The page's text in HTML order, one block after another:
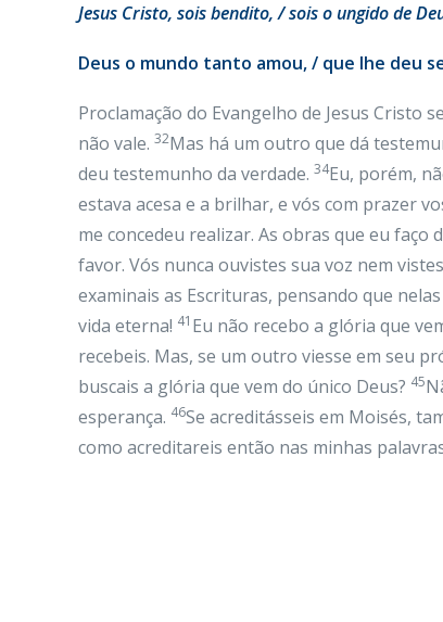
Jesus Cristo, sois bendito, / sois o ungido de
Deus o mundo tanto amou, / que lhe deu
Proclamação do Evangelho de Jesus Cristo
não vale. 32Mas há um outro que dá
deu testemunho da verdade. 34Eu, porém,
estava acesa e a brilhar, e vós com prazer
me concedeu realizar. As obras que eu
favor. Vós nunca ouvistes sua voz nem
examinais as Escrituras, pensando que
vida eterna! 41 Eu não recebo a glória que
recebeis. Mas, se um outro viesse em seu
buscais a glória que vem do único Deus? 45
esperança. 46Se acreditásseis em Moisés,
como acreditareis então nas minhas